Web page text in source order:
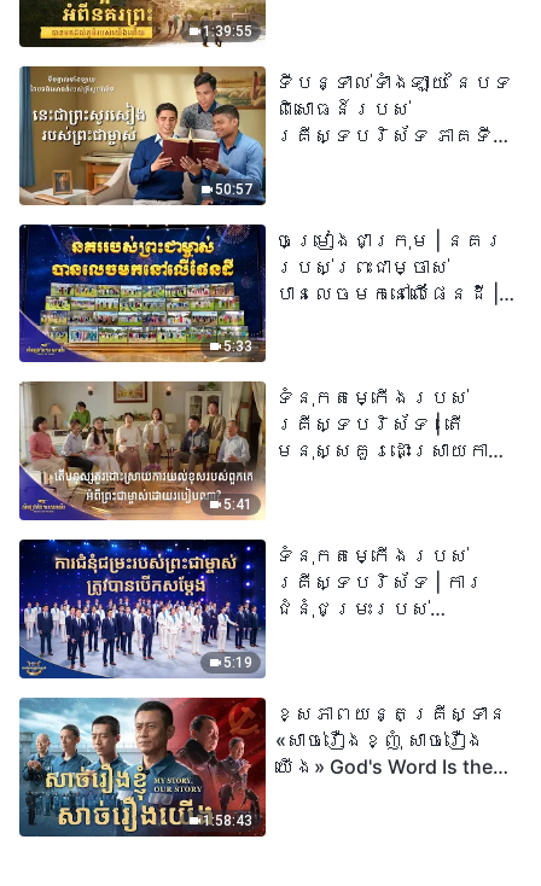
1:39:55
50:57
ទីបន្ទាល់ទាំងឡាយ នៃបទ
ពិសោធន៍របស់
គ្រីស្ទបរិស័ទ ភាគទី
5:33
ចម្រៀងជាក្រុម | នគរ
របស់ព្រះជាម្ចាស់
បានលេចមកនៅលើផែនដី |
5:41
ទំនុកតម្កើង​របស់​
គ្រីស្ទបរិស័ទ​ | តើ
មនុស្សគួរដោះស្រាយការ
២០២៦
5:19
ទំនុកតម្កើង​របស់​
គ្រីស្ទបរិស័ទ | ការ
ជំនុំជម្រះរបស់
1:58:43
ខ្សែភាពយន្តគ្រីស្ទាន
«សាច់រឿងខ្ញុំ សាច់រឿង
យើង» God's Word Is the